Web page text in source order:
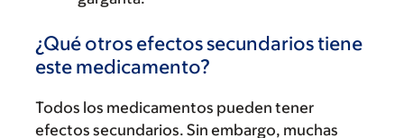
¿Qué otros efectos secundarios tiene
este medicamento?
Todos los medicamentos pueden tener
efectos secundarios. Sin embargo, muchas